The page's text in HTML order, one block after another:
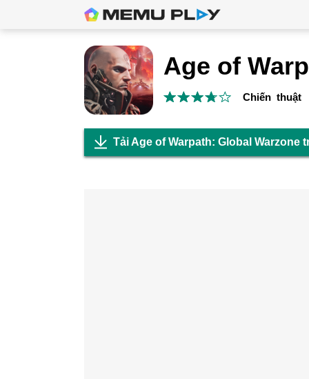
Chiến thuật
Tải Age of Warpath: Global Warzone